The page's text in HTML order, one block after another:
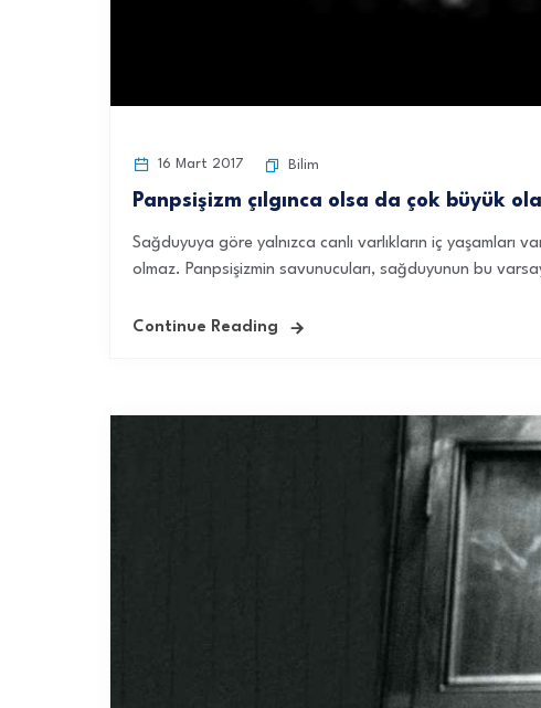
16 Mart 2017 Bilim
Panpsişizm çılgınca olsa da çok büyük
Sağduyuya göre yalnızca canlı varlıkların iç yaşamları
olmaz. Panpsişizmin savunucuları, sağduyunun bu
Continue Reading